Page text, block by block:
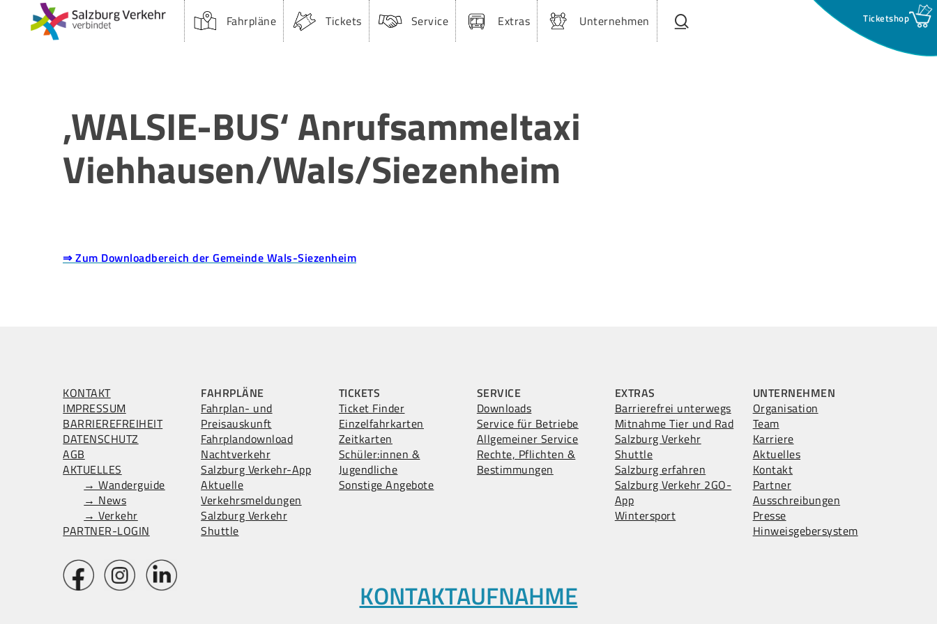
Drücken Sie Enter oder Öffnen um zu suchen.
Fahrpläne Tickets Service Extras Unternehmen
‚WALSIE-BUS‘ Anrufsammeltaxi
Viehhausen/Wals/Siezenheim
⇒ Zum Downloadbereich der Gemeinde Wals-Siezenheim
KONTAKT
IMPRESSUM
BARRIEREFREIHEIT
DATENSCHUTZ
AGB
AKTUELLES
→ Wanderguide
→ News
→ Verkehr
PARTNER-LOGIN
FAHRPLÄNE
Fahrplan- und
Preisauskunft
Fahrplandownload
Nachtverkehr
Salzburg Verkehr-App
Aktuelle
Verkehrsmeldungen
Salzburg Verkehr
Shuttle
TICKETS
Ticket Finder
Einzelfahrkarten
Zeitkarten
Schüler:innen &
Jugendliche
Sonstige Angebote
SERVICE
Downloads
Service für Betriebe
Allgemeiner Service
Rechte, Pflichten &
Bestimmungen
EXTRAS
Barrierefrei unterwegs
Mitnahme Tier und Rad
Salzburg Verkehr
Shuttle
Salzburg erfahren
Salzburg Verkehr 2GO-
App
Wintersport
UNTERNEHMEN
Organisation
Team
Karriere
Aktuelles
Kontakt
Partner
Ausschreibungen
Presse
Hinweisgebersystem
KONTAKTAUFNAHME